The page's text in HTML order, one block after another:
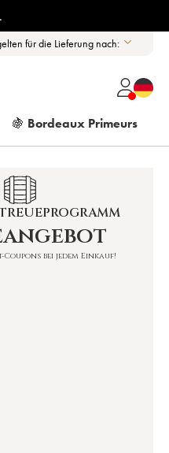
für die Lieferung nach:
🍇 Bordeaux Primeurs
Coupons bei jedem Einkauf!